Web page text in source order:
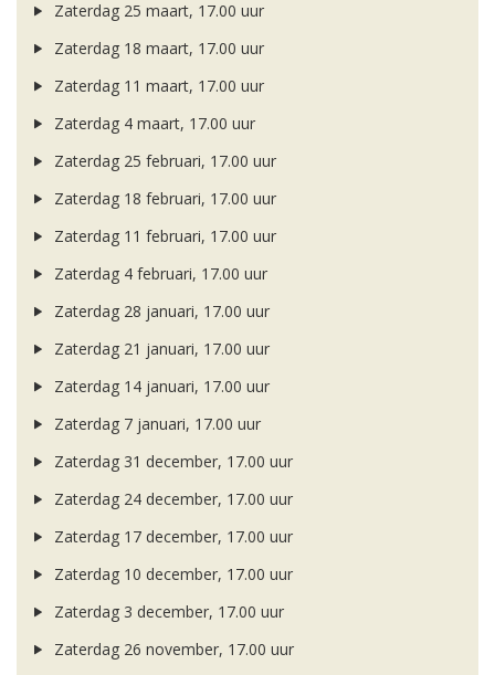
Zaterdag 25 maart, 17.00 uur
Zaterdag 18 maart, 17.00 uur
Zaterdag 11 maart, 17.00 uur
Zaterdag 4 maart, 17.00 uur
Zaterdag 25 februari, 17.00 uur
Zaterdag 18 februari, 17.00 uur
Zaterdag 11 februari, 17.00 uur
Zaterdag 4 februari, 17.00 uur
Zaterdag 28 januari, 17.00 uur
Zaterdag 21 januari, 17.00 uur
Zaterdag 14 januari, 17.00 uur
Zaterdag 7 januari, 17.00 uur
Zaterdag 31 december, 17.00 uur
Zaterdag 24 december, 17.00 uur
Zaterdag 17 december, 17.00 uur
Zaterdag 10 december, 17.00 uur
Zaterdag 3 december, 17.00 uur
Zaterdag 26 november, 17.00 uur